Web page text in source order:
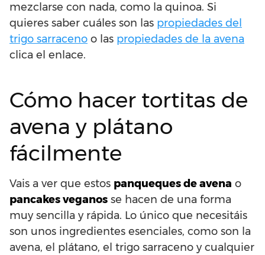
mezclarse con nada, como la quinoa. Si
quieres saber cuáles son las propiedades del
trigo sarraceno o las propiedades de la avena
clica el enlace.
Cómo hacer tortitas de
avena y plátano
fácilmente
Vais a ver que estos panqueques de avena o
pancakes veganos se hacen de una forma
muy sencilla y rápida. Lo único que necesitáis
son unos ingredientes esenciales, como son la
avena, el plátano, el trigo sarraceno y cualquier